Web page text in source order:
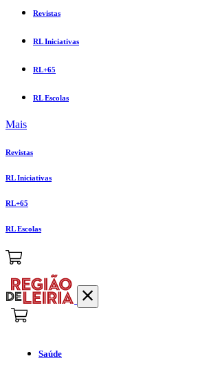
Revistas
RL Iniciativas
RL+65
RL Escolas
Mais
Revistas
RL Iniciativas
RL+65
RL Escolas
Saúde